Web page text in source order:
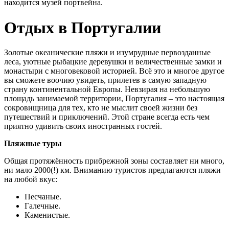
находится музей портвейна.
Отдых в Португалии
Золотые океанические пляжи и изумрудные первозданные
леса, уютные рыбацкие деревушки и величественные замки и
монастыри с многовековой историей. Всё это и многое другое
вы сможете воочию увидеть, прилетев в самую западную
страну континентальной Европы. Невзирая на небольшую
площадь занимаемой территории, Португалия – это настоящая
сокровищница для тех, кто не мыслит своей жизни без
путешествий и приключений. Этой стране всегда есть чем
приятно удивить своих иностранных гостей.
Пляжные туры
Общая протяжённость прибрежной зоны составляет ни много,
ни мало 2000(!) км. Вниманию туристов предлагаются пляжи
на любой вкус:
Песчаные.
Галечные.
Каменистые.